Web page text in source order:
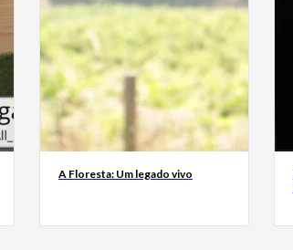
A Floresta: Um legado vivo